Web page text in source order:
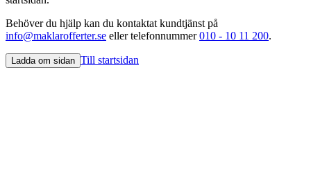
Behöver du hjälp kan du kontaktat kundtjänst på
info@maklarofferter.se eller telefonnummer010 - 10 11 200.
Ladda om sidan Till startsidan